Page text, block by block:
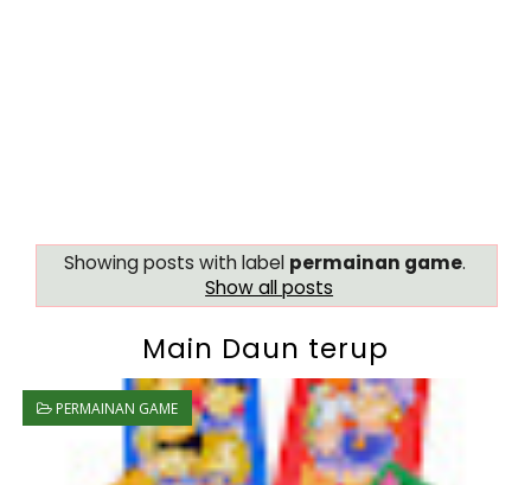
Showing posts with label permainan game.
Show all posts
Main Daun terup
PERMAINAN GAME